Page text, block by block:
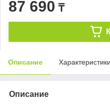
87 690 ₸
Описание Характеристики
Описание